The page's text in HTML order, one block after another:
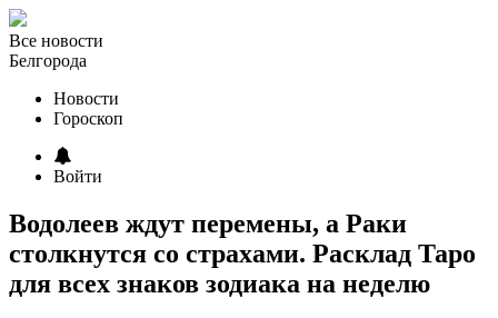
Все новости
Белгорода
Новости
Гороскоп
Войти
Водолеев ждут перемены, а Раки
столкнутся со страхами. Расклад Таро
для всех знаков зодиака на неделю